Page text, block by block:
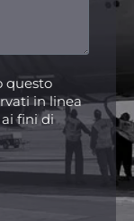
questo
in linea
fini di